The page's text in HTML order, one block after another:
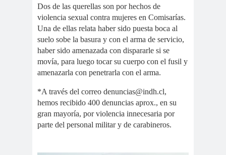
laborales
Academia de Humanismo
Cristiano
activismo
digital
actos de
violencia
Acuerdo por la
Acuerdo por la Paz y
Nueva
Acuerdo por la Paz y Nueva
Dos de las querellas son por hechos de
violencia sexual contra mujeres en Comisarías.
Una de ellas relata haber sido puesta boca al
suelo sobe la basura y con el arma de servicio,
haber sido amenazada con dispararle si se
movía, para luego tocar su cuerpo con el fusil y
amenazarla con penetrarla con el arma.
*A través del correo denuncias@indh.cl,
hemos recibido 400 denuncias aprox., en su
gran mayoría, por violencia innecesaria por
parte del personal militar y de carabineros.